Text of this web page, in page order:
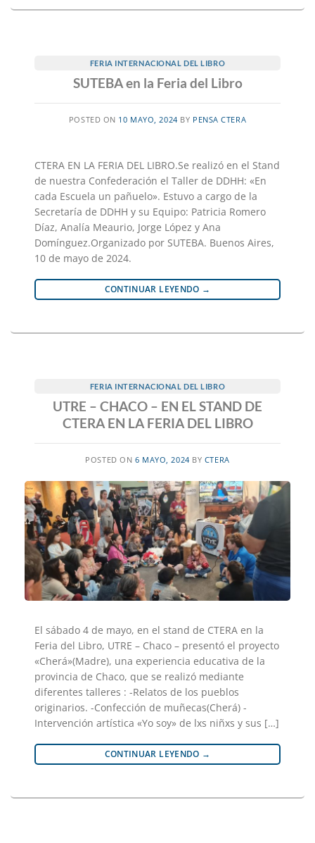
FERIA INTERNACIONAL DEL LIBRO
SUTEBA en la Feria del Libro
POSTED ON 10 MAYO, 2024 BY PENSA CTERA
CTERA EN LA FERIA DEL LIBRO.Se realizó en el Stand
de nuestra Confederación el Taller de DDHH: «En
cada Escuela un pañuelo». Estuvo a cargo de la
Secretaría de DDHH y su Equipo: Patricia Romero
Díaz, Analía Meaurio, Jorge López y Ana
Domínguez.Organizado por SUTEBA. Buenos Aires,
10 de mayo de 2024.
CONTINUAR LEYENDO →
FERIA INTERNACIONAL DEL LIBRO
UTRE – CHACO – EN EL STAND DE
CTERA EN LA FERIA DEL LIBRO
POSTED ON 6 MAYO, 2024 BY CTERA
El sábado 4 de mayo, en el stand de CTERA en la
Feria del Libro, UTRE – Chaco – presentó el proyecto
«Cherá»(Madre), una experiencia educativa de la
provincia de Chaco, que se realizó mediante
diferentes talleres : -Relatos de los pueblos
originarios. -Confección de muñecas(Cherá) -
Intervención artística «Yo soy» de lxs niñxs y sus […]
CONTINUAR LEYENDO →